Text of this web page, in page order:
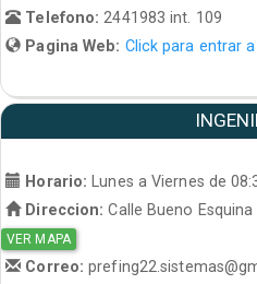
Telefono:2441983 int. 109
Pagina Web: Click para entrar
Horario:
Lunes a Viernes de
Direccion: Calle Bueno
VER MAPA
Correo: